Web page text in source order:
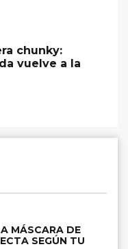
chunky:
vuelve a la
MÁSCARA DE
SEGÚN TU